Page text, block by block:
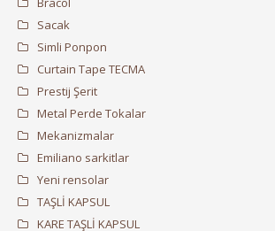
Sacak
Simli Ponpon
Curtain Tape TECMA
Prestij Şerit
Metal Perde Tokalar
Mekanizmalar
Emiliano sarkitlar
Yeni rensolar
TAŞLİ KAPSUL
KARE TAŞLİ KAPSUL